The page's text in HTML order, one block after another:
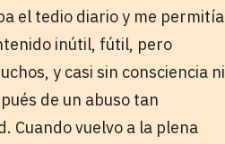
el tedio diario y me permitía
inútil, fútil, pero
y casi sin consciencia ni
de un abuso tan
Cuando vuelvo a la plena